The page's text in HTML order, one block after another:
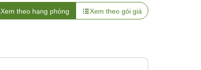
Xem theo hạng phòng Xem theo gói giá